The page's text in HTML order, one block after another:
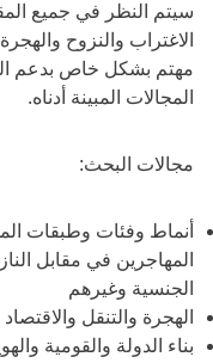
سيتم النظر في جميع
الاغتراب والنزوح
مهتم بشكل خاص بدعم
المجالات المبينة أدناه.
مجالات البحث:
أنماط وفئات وطبقات
المهاجرين في مقابل
الجنسية وغيرهم
الهجرة والتنقل
بناء الدولة والقومية